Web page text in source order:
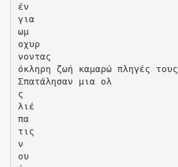
έν
για
ωμ
οχυρ
νοντας
όκληρη ζωή καμαρώ πληγές τους
Σπατάλησαν μια ολ
ς
λιέ
πα
τις
ν
ου